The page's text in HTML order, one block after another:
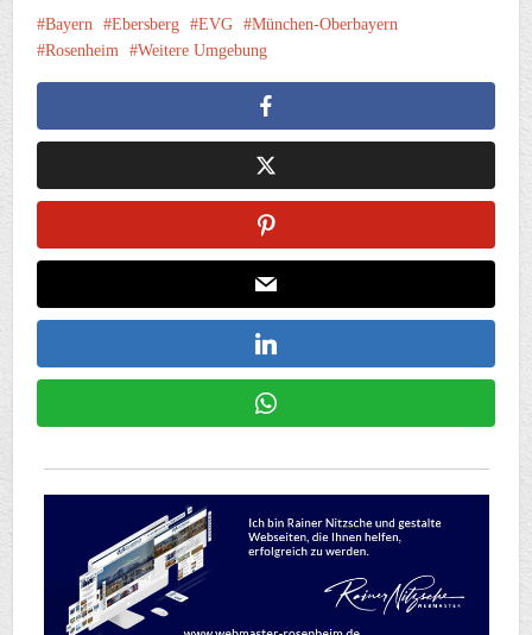
Bayern Ebersberg EVG
München-Oberbayern
Rosenheim
Weitere Umgebung